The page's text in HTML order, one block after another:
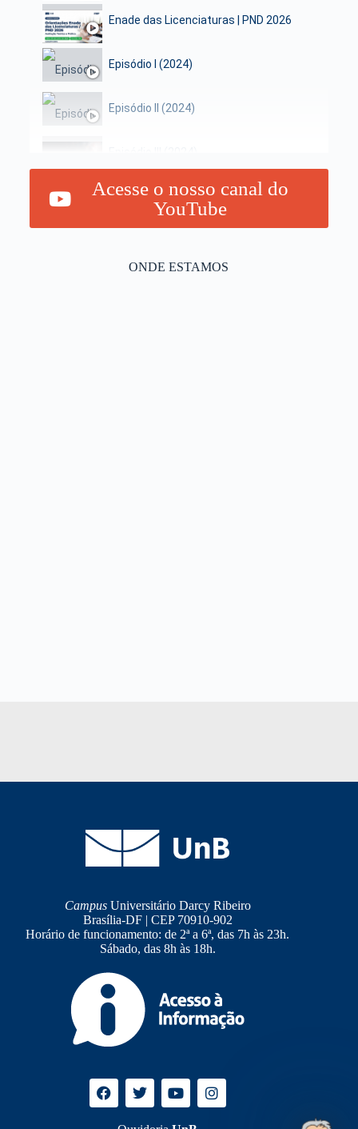
Enade das Licenciaturas | PND 2026
Episódio I (2024)
Episódio II (2024)
Acesse o nosso canal do
YouTube
ONDE ESTAMOS
CampusUniversitário Darcy Ribeiro
Brasília-DF | CEP 70910-902
Horário de funcionamento: de 2ª a 6ª, das 7h às 23h.
Sábado, das 8h às 18h.